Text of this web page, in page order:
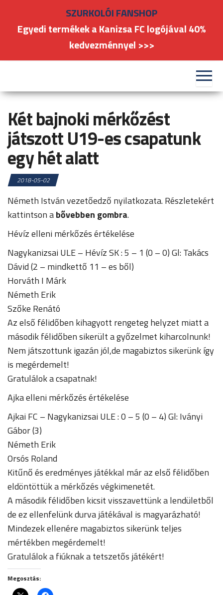
FC
#kanizsafoci
Két bajnoki mérkőzést
játszott U19-es csapatunk
egy hét alatt
2018-05-02
Németh István vezetőedző nyilatkozata. Részletekért
kattintson abővebben gombra.
Hévíz elleni mérkőzés értékelése
Nagykanizsai ULE – Hévíz SK : 5 – 1 (0 – 0) Gl: Takács
Dávid (2 – mindkettő 11 – es ből)
Horváth I Márk
Németh Erik
Szőke Renátó
Az első félidőben kihagyott rengeteg helyzet miatt a
második félidőben sikerült a győzelmet kiharcolnunk!
Nem játszottunk igazán jól,de magabiztos sikerünk így
is megérdemelt!
Gratulálok a csapatnak!
Ajka elleni mérkőzés értékelése
Ajkai FC – Nagykanizsai ULE : 0 – 5 (0 – 4) Gl: Iványi
Gábor (3)
Németh Erik
Orsós Roland
Kitűnő és eredményes játékkal már az első félidőben
eldöntöttük a mérkőzés végkimenetét.
A második félidőben kicsit visszavettünk a lendületből
de ez ellenfelünk durva játékával is magyarázható!
Mindezek ellenére magabiztos sikerünk teljes
mértékben megérdemelt!
Gratulálok a fiúknak a tetszetős játékért!
Megosztás:
SZURKOLÓI FANSHOP
Egyedi termékek a Kanizsa FC logójával 40%
kedvezménnyel >>>